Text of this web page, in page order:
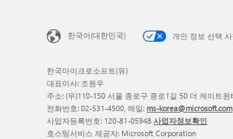
한국어(대한민국) 개인 정보 선택
한국마이크로소프트(유)
대표이사: 조원우
주소: (우)110-150 서울 종로구 종로1길 50 더 케이트윈
전화번호: 02-531-4500, 메일: ms-korea@microsoft.com
사업자등록번호: 120-81-05948사업자정보확인
호스팅서비스 제공자: Microsoft Corporation